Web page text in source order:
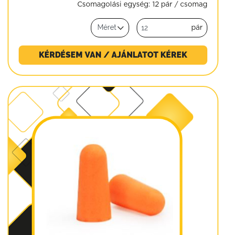
Csomagolási egység: 12 pár / csomag
pár
KÉRDÉSEM VAN / AJÁNLATOT KÉREK